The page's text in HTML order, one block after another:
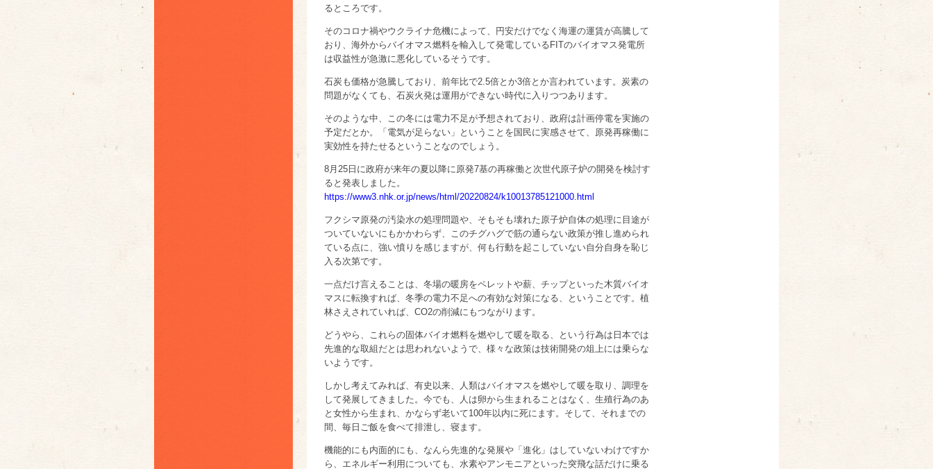
るところです。
そのコロナ禍やウクライナ危機によって、円安だけでなく海運の運賃が高騰して
おり、海外からバイオマス燃料を輸入して発電しているFITのバイオマス発電所
は収益性が急激に悪化しているそうです。
石炭も価格が急騰しており、前年比で2.5倍とか3倍とか言われています。炭素の
問題がなくても、石炭火発は運用ができない時代に入りつつあります。
そのような中、この冬には電力不足が予想されており、政府は計画停電を実施の
予定だとか。「電気が足らない」ということを国民に実感させて、原発再稼働に
実効性を持たせるということなのでしょう。
8月25日に政府が来年の夏以降に原発7基の再稼働と次世代原子炉の開発を検討す
ると発表しました。
https://www3.nhk.or.jp/news/html/20220824/k10013785121000.html
フクシマ原発の汚染水の処理問題や、そもそも壊れた原子炉自体の処理に目途が
ついていないにもかかわらず、このチグハグで筋の通らない政策が推し進められ
ている点に、強い憤りを感じますが、何も行動を起こしていない自分自身を恥じ
入る次第です。
一点だけ言えることは、冬場の暖房をペレットや薪、チップといった木質バイオ
マスに転換すれば、冬季の電力不足への有効な対策になる、ということです。植
林さえされていれば、CO2の削減にもつながります。
どうやら、これらの固体バイオ燃料を燃やして暖を取る、という行為は日本では
先進的な取組だとは思われないようで、様々な政策は技術開発の俎上には乗らな
いようです。
しかし考えてみれば、有史以来、人類はバイオマスを燃やして暖を取り、調理を
して発展してきました。今でも、人は卵から生まれることはなく、生殖行為のあ
と女性から生まれ、かならず老いて100年以内に死にます。そして、それまでの
間、毎日ご飯を食べて排泄し、寝ます。
機能的にも内面的にも、なんら先進的な発展や「進化」はしていないわけですか
ら、エネルギー利用についても、水素やアンモニアといった突飛な話だけに乗る